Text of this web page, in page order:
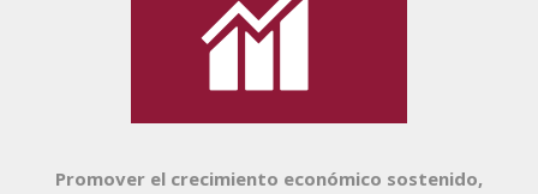
Promover el crecimiento económico sostenido,